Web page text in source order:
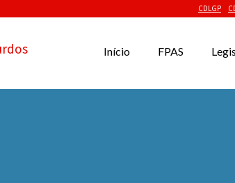
CDLGP
Início FPAS